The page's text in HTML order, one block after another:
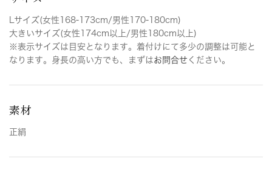
Lサイズ(女性168-173cm/男性170-180cm)
大きいサイズ(女性174cm以上/男性180cm以上)
※表示サイズは目安となります。着付けにて多少の調整は可能と
なります。身長の高い方でも、まずはお問合せ ください。
素材
正絹